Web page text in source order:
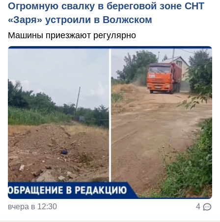
Огромную свалку в береговой зоне СНТ
«Заря» устроили в Волжском
Машины приезжают регулярно
вчера в 12:30 4